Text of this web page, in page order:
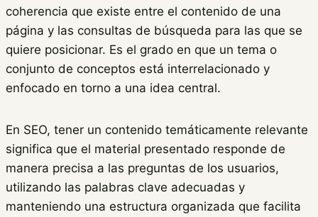
coherencia que existe entre el contenido de una
página y las consultas de búsqueda para las que se
quiere posicionar. Es el grado en que un tema o
conjunto de conceptos está interrelacionado y
enfocado en torno a una idea central.
En SEO, tener un contenido temáticamente relevante
significa que el material presentado responde de
manera precisa a las preguntas de los usuarios,
utilizando las palabras clave adecuadas y
manteniendo una estructura organizada que facilita